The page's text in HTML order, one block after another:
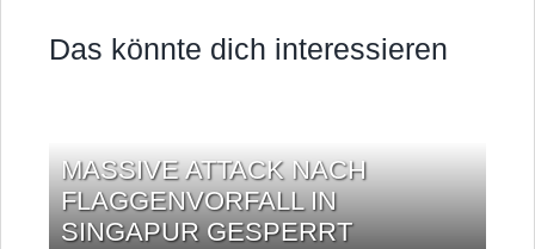
Das könnte dich interessieren
MASSIVE ATTACK NACH
FLAGGENVORFALL IN
SINGAPUR GESPERRT